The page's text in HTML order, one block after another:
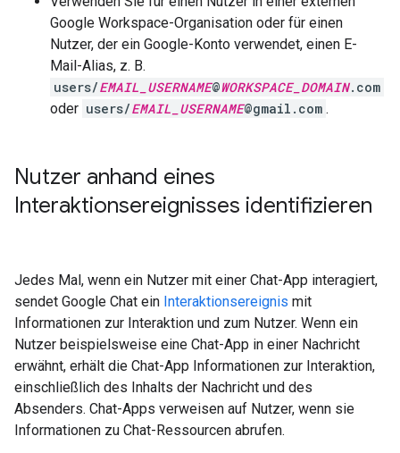
Google Workspace-Organisation oder für einen
Nutzer, der ein Google-Konto verwendet, einen E-
Mail-Alias, z. B.
users/EMAIL_USERNAME@WORKSPACE_DOMAIN.com
oder users/EMAIL_USERNAME@gmail.com .
Nutzer anhand eines
Interaktionsereignisses identifizieren
Jedes Mal, wenn ein Nutzer mit einer Chat-App interagiert,
sendet Google Chat ein Interaktionsereignis mit
Informationen zur Interaktion und zum Nutzer. Wenn ein
Nutzer beispielsweise eine Chat-App in einer Nachricht
erwähnt, erhält die Chat-App Informationen zur Interaktion,
einschließlich des Inhalts der Nachricht und des
Absenders. Chat-Apps verweisen auf Nutzer, wenn sie
Informationen zu Chat-Ressourcen abrufen.